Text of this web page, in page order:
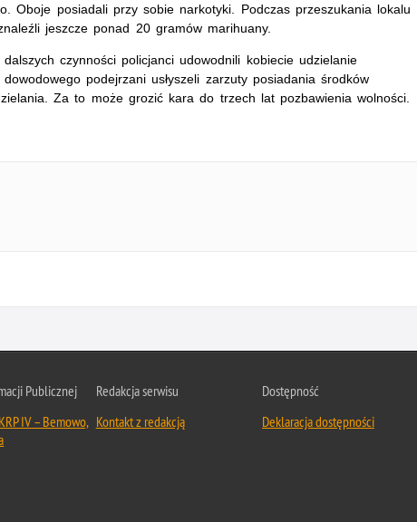
Oboje posiadali przy sobie narkotyki. Podczas przeszukania lokalu
jeszcze ponad 20 gramów marihuany.
czynności policjanci udowodnili kobiecie udzielanie
podejrzani usłyszeli zarzuty posiadania środków
Za to może grozić kara do trzech lat pozbawienia wolności.
Publicznej
IV – Bemowo,
Redakcja serwisu
Kontakt z redakcją
Dostępność
Deklaracja dostępności